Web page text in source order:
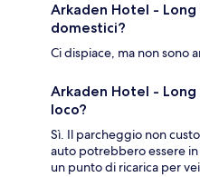
Arkaden Hotel -
domestici?
Ci dispiace, ma non sono
Arkaden Hotel -
loco?
Sì. Il parcheggio non
auto potrebbero essere
un punto di ricarica per